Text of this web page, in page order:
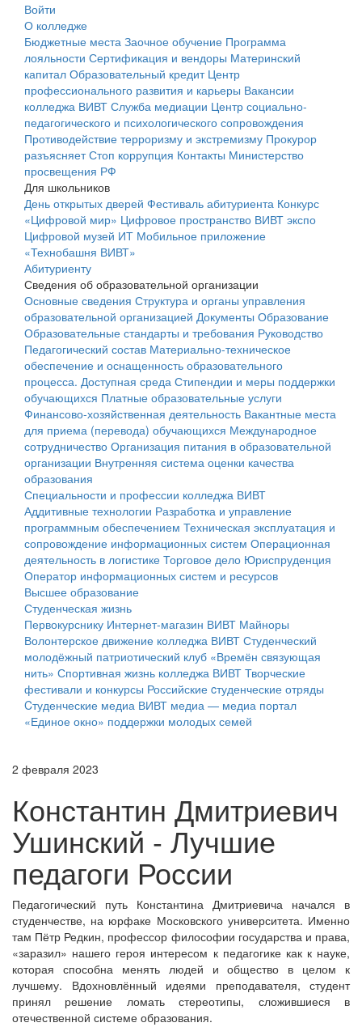
Войти
О колледже
Бюджетные места Заочное обучение Программа
лояльности Сертификация и вендоры Материнский
капитал Образовательный кредит Центр
профессионального развития и карьеры Вакансии
колледжа ВИВТ Служба медиации Центр социально-
педагогического и психологического сопровождения
Противодействие терроризму и экстремизму Прокурор
разъясняетСтоп коррупция Контакты Министерство
просвещения РФ
Для школьников
День открытых дверей Фестиваль абитуриента Конкурс
«Цифровой мир» Цифровое пространство ВИВТ экспо
Цифровой музей ИТ Мобильное приложение
«Технобашня ВИВТ»
Абитуриенту
Сведения об образовательной организации
Основные сведения Структура и органы управления
образовательной организацией Документы Образование
Образовательные стандарты и требования Руководство
Педагогический состав Материально-техническое
обеспечение и оснащенность образовательного
процесса. Доступная среда Стипендии и меры поддержки
обучающихся Платные образовательные услуги
Финансово-хозяйственная деятельность Вакантные места
для приема (перевода) обучающихся Международное
сотрудничество Организация питания в образовательной
организации Внутренняя система оценки качества
образования
Специальности и профессии колледжа ВИВТ
Аддитивные технологии Разработка и управление
программным обеспечением Техническая эксплуатация и
сопровождение информационных систем Операционная
деятельность в логистике Торговое дело Юриспруденция
Оператор информационных систем и ресурсов
Высшее образование
Студенческая жизнь
Первокурснику Интернет-магазин ВИВТ Майноры
Волонтерское движение колледжа ВИВТ Студенческий
молодёжный патриотический клуб «Времён связующая
нить» Спортивная жизнь колледжа ВИВТ Творческие
фестивали и конкурсы Российские cтуденческие отряды
Cтуденческие медиа ВИВТ медиа — медиа портал
«Единое окно» поддержки молодых семей
2 февраля 2023
Константин Дмитриевич
Ушинский - Лучшие
педагоги России
Педагогический путь Константина Дмитриевича начался в
студенчестве, на юрфаке Московского университета. Именно
там Пётр Редкин, профессор философии государства и права,
«заразил» нашего героя интересом к педагогике как к науке,
которая способна менять людей и общество в целом к
лучшему. Вдохновлённый идеями преподавателя, студент
принял решение ломать стереотипы, сложившиеся в
отечественной системе образования.